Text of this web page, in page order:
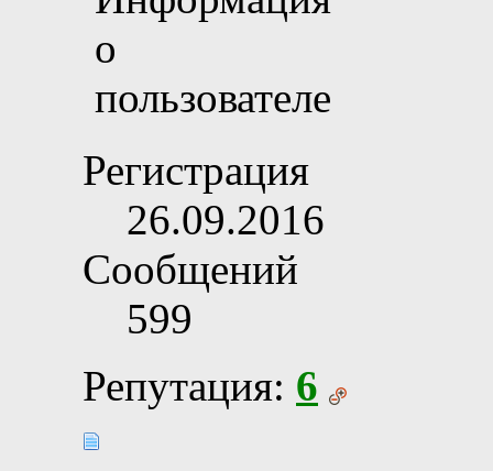
Регистрация
26.09.2016
Сообщений
599
Репутация: 6